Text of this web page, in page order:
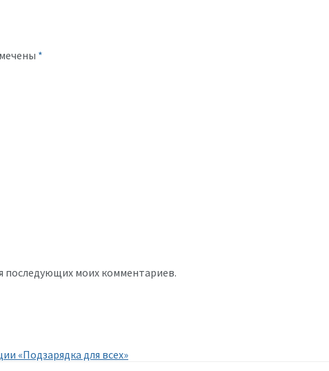
*
последующих моих комментариев.